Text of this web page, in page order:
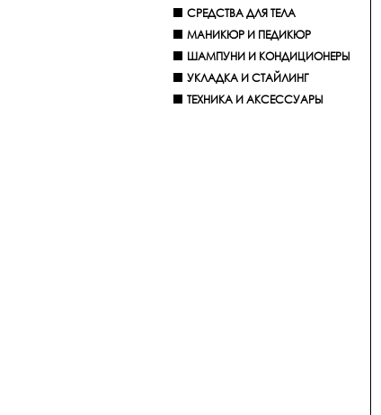
СРЕДСТВА ДЛЯ ТЕЛА
МАНИКЮР И ПЕДИКЮР
ШАМПУНИ И КОНДИЦИОНЕРЫ
УКЛАДКА И СТАЙЛИНГ
ТЕХНИКА И АКСЕССУАРЫ